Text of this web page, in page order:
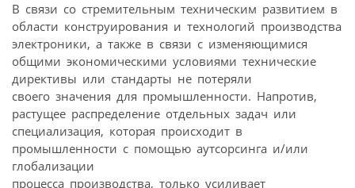
В связи со стремительным техническим развитием в
области конструирования и технологий производства
электроники, а также в связи с изменяющимися
общими экономическими условиями технические
директивы или стандарты не потеряли
своего значения для промышленности. Напротив,
растущее распределение отдельных задач или
специализация, которая происходит в
промышленности с помощью аутсорсинга и/или
глобализации
процесса производства, только усиливает